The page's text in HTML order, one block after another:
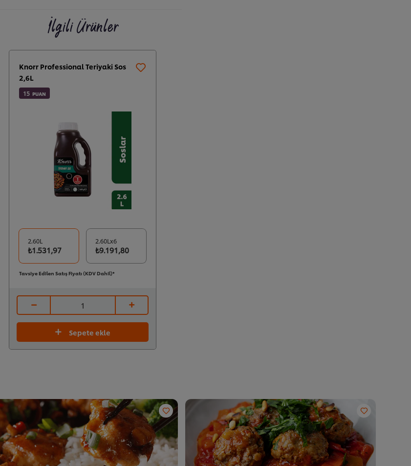
İlgili Ürünler
Knorr Professional Teriyaki Sos
2,6L
15 PUAN
2.60L
₺1.531,97
2.60Lx6
₺9.191,80
Tavsiye Edilen Satış Fiyatı (KDV Dahil)*
Sepete ekle